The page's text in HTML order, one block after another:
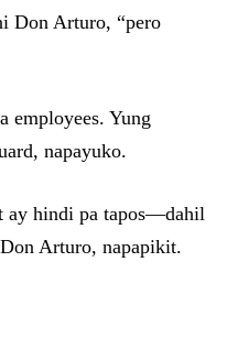
Don Arturo, “pero
employees. Yung
napayuko.
ay hindi pa tapos—dahil
Arturo, napapikit.